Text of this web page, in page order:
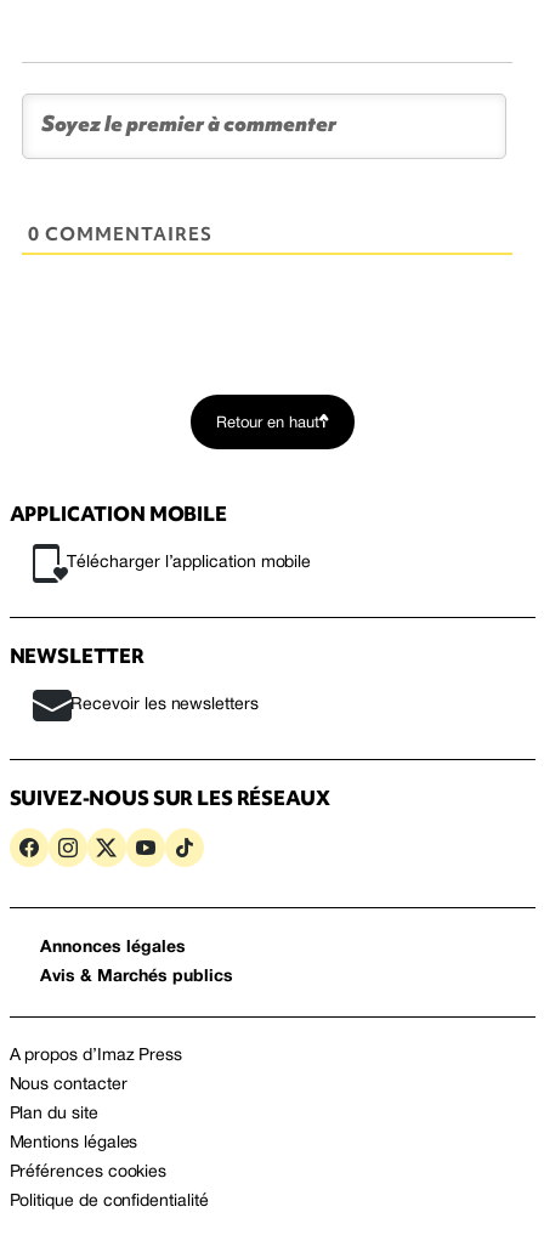
0 COMMENTAIRES
Retour en haut
APPLICATION MOBILE
Télécharger l’application mobile
NEWSLETTER
Recevoir les newsletters
SUIVEZ-NOUS SUR LES RÉSEAUX
Annonces légales
Avis & Marchés publics
A propos d’Imaz Press
Nous contacter
Plan du site
Mentions légales
Préférences cookies
Politique de confidentialité